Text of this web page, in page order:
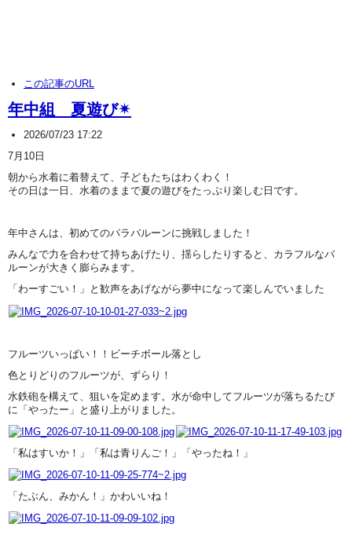
この記事のURL
年中組 夏遊び✴
2026/07/23 17:22
7月10日
朝から水着に着替えて、子どもたちはわくわく！
その日は一日、水着のままで夏の遊びをたっぷり楽しむ日です。
年中さんは、初めてのパラバルーンに挑戦しました！
みんなで力を合わせて持ちあげたり、揺らしたりすると、カラフルなバ
ルーンが大きく膨らみます。
「わーすごい！」と歓声をあげながら夢中になって楽しんでいました
フルーツいっぱい！！ビーチボール落とし
色とりどりのフルーツが、ずらり！
水鉄砲を構えて、狙いを定めます。水が命中してフルーツが落ちるたび
に「やったー」と盛り上がりました。
「私はすいか！」「私は青りんご！」「やったね！」
「たぶん、みかん！」かわいいね！